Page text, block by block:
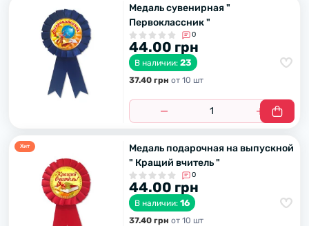
Медаль сувенирная "
Первоклассник "
0
44.00 грн
В наличии: 23
37.40 грн от 10 шт
Хит
Медаль подарочная на выпускной
" Кращий вчитель "
0
44.00 грн
В наличии: 16
37.40 грн от 10 шт